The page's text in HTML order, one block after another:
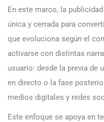
En este marco, la
única y cerrada para
que evoluciona según el
activarse con distintas
usuario: desde la previa de
en directo o la fase
medios digitales y redes
Este enfoque se apoya en